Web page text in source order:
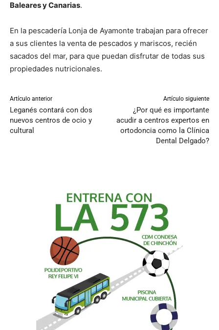
Baleares y Canarias.
En la pescadería Lonja de Ayamonte trabajan para ofrecer
a sus clientes la venta de pescados y mariscos, recién
sacados del mar, para que puedan disfrutar de todas sus
propiedades nutricionales.
Artículo anterior
Leganés contará con dos
nuevos centros de ocio y
cultural
Artículo siguiente
¿Por qué es importante
acudir a centros expertos en
ortodoncia como la Clínica
Dental Delgado?